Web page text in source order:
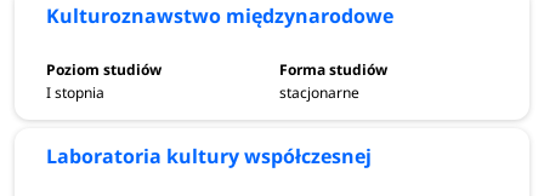
Kulturoznawstwo międzynarodowe
I stopnia stacjonarne
Laboratoria kultury współczesnej